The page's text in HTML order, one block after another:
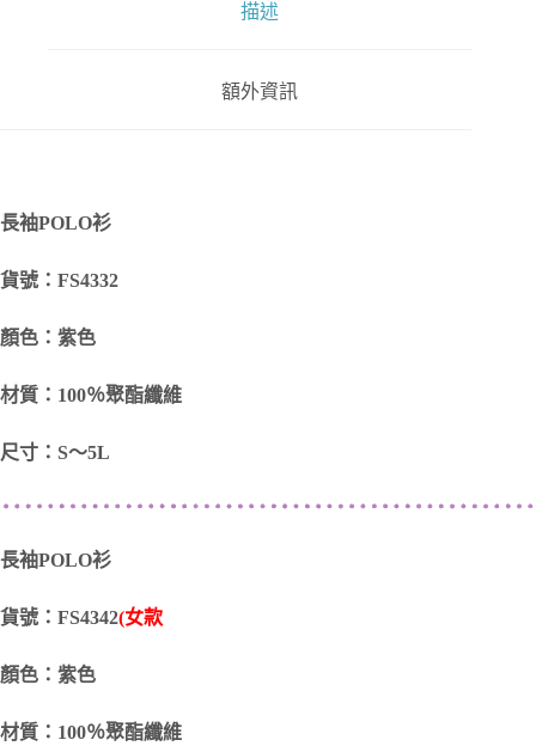
描述
額外資訊
長袖POLO衫
貨號：FS4332
顏色：紫色
材質：100％聚酯纖維
尺寸：S～5L
長袖POLO衫
貨號：FS4342(女款
顏色：紫色
材質：100％聚酯纖維